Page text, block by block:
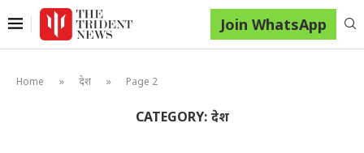
Join WhatsApp
Home » देश » Page 2
CATEGORY: देश